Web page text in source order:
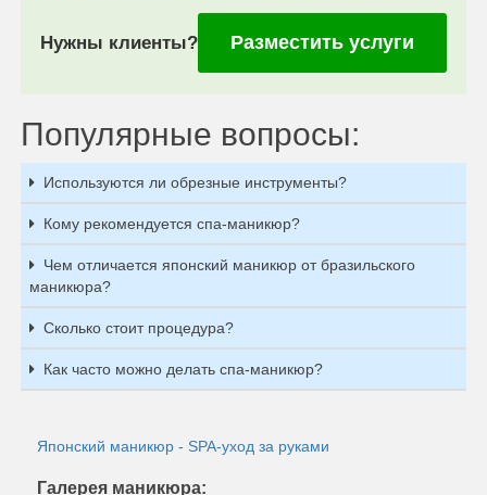
Нужны клиенты? Разместить услуги
Популярные вопросы:
Используются ли обрезные инструменты?
Кому рекомендуется спа-маникюр?
Чем отличается японский маникюр от бразильского
маникюра?
Сколько стоит процедура?
Как часто можно делать спа-маникюр?
Японский маникюр - SPA-уход за руками
Галерея маникюра: